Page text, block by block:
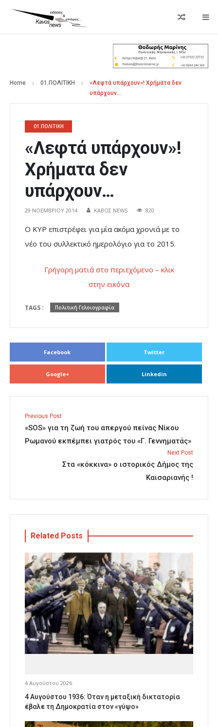
Home 01.ΠΟΛΙΤΙΚΗ
«Λεφτά υπάρχουν»! Χρήματα δεν
υπάρχουν…
01.ΠΟΛΙΤΙΚΗ
«Λεφτά υπάρχουν»!
Χρήματα δεν
υπάρχουν…
29 ΝΟΕΜΒΡΊΟΥ 2014 ΚΑΒΟΣ NEWS 820
Ο ΚΥΡ επιστρέφει για μία ακόμα χρονιά με το
νέο του συλλεκτικό ημερολόγιο για το 2015.
Γρήγορη ματιά στο περιεχόμενο – κλικ
στην εικόνα
TAGS : Πολιτική Γελοιογραφία
Facebook Twitter
Google+ Linkedin
Previous Post
«SOS» για τη ζωή του απεργού πείνας Νίκου
Ρωμανού εκπέμπει γιατρός του «Γ. Γεννηματάς»
Next Post
Στα «κόκκινα» ο ιστορικός Δήμος της
Καισαριανής !
Related Posts
4 Αυγούστου 2026
4 Αυγούστου 1936: Όταν η μεταξική δικτατορία
έβαλε τη Δημοκρατία στον «γύψο»